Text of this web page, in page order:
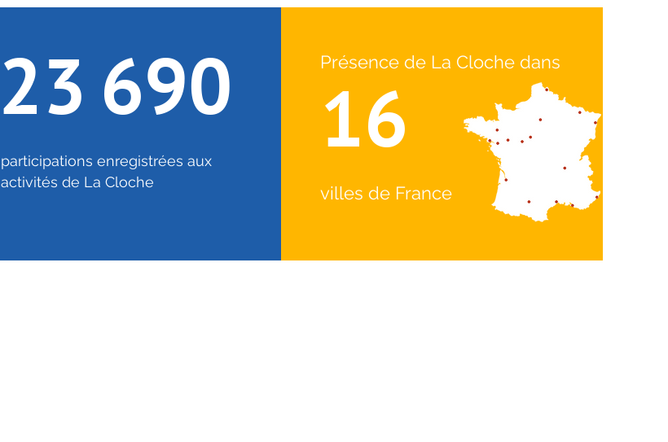
23 690
participations enregistrées aux
activités de La Cloche
Présence de La Cloche dans
16
villes de France